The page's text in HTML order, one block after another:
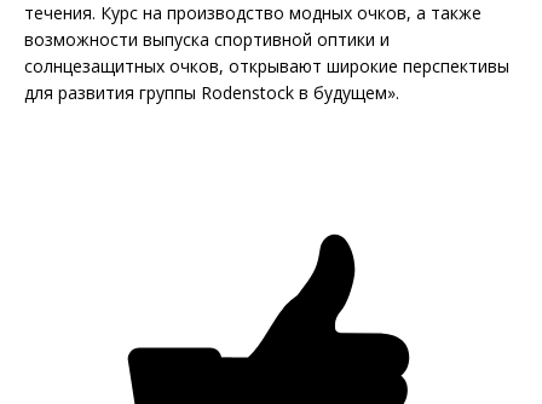
течения. Курс на производство модных очков, а также
возможности выпуска спортивной оптики и
солнцезащитных очков, открывают широкие перспективы
для развития группы Rodenstock в будущем».